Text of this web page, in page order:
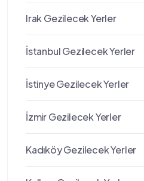
Irak Gezilecek Yerler
İstanbul Gezilecek Yerler
İstinye Gezilecek Yerler
İzmir Gezilecek Yerler
Kadıköy Gezilecek Yerler